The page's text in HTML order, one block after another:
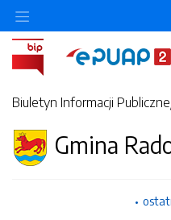
Biuletyn Informacji Publicznej
Gmina